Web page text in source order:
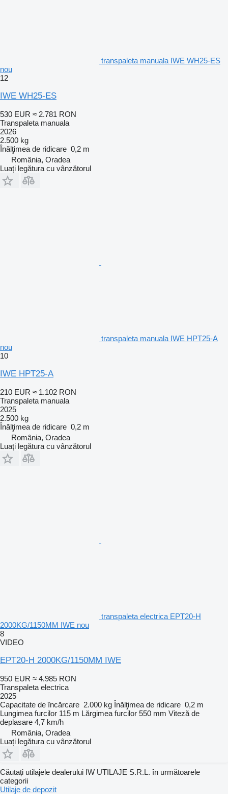
transpaleta manuala IWE WH25-ES
nou
12
IWE WH25-ES
530 EUR ≈ 2.781 RON
Transpaleta manuala
2026
2.500 kg
Înălţimea de ridicare 0,2 m
România, Oradea
Luați legătura cu vânzătorul
transpaleta manuala IWE HPT25-A
nou
10
IWE HPT25-A
210 EUR ≈ 1.102 RON
Transpaleta manuala
2025
2.500 kg
Înălţimea de ridicare 0,2 m
România, Oradea
Luați legătura cu vânzătorul
transpaleta electrica EPT20-H
2000KG/1150MM IWE nou
8
VIDEO
EPT20-H 2000KG/1150MM IWE
950 EUR ≈ 4.985 RON
Transpaleta electrica
2025
Capacitate de încărcare 2.000 kg Înălţimea de ridicare 0,2 m
Lungimea furcilor 115 m Lărgimea furcilor 550 mm Viteză de
deplasare 4,7 km/h
România, Oradea
Luați legătura cu vânzătorul
Căutați utilajele dealerului IW UTILAJE S.R.L. în următoarele
categorii
Utilaje de depozit